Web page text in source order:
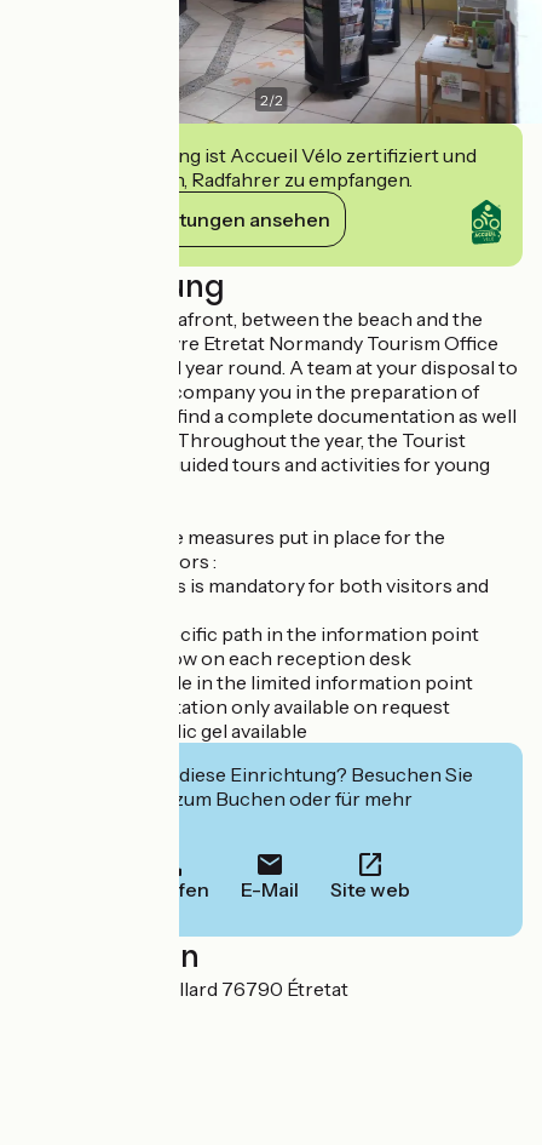
2/2
Diese Einrichtung ist Accueil Vélo zertifiziert und
verpflichtet sich, Radfahrer zu empfangen.
Ihre Verpflichtungen ansehen
Beschreibung
Located on the seafront, between the beach and the
marina, the Le Havre Etretat Normandy Tourism Office
opens its doors all year round. A team at your disposal to
advise you and accompany you in the preparation of
your stay. You will find a complete documentation as well
as many services. Throughout the year, the Tourist
Office organises guided tours and activities for young
Description of the measures put in place for the
protection of visitors :
- wearing of masks is mandatory for both visitors and
- creation of a specific path in the information point
- a Plexiglas window on each reception desk
- number of people in the limited information point
- paper documentation only available on request
- aqueous-alcoholic gel available
Interessiert Sie diese Einrichtung? Besuchen Sie
deren Website zum Buchen oder für mehr
Anrufen E-Mail Site web
Localisation
Place Maurice Guillard 76790 Étretat